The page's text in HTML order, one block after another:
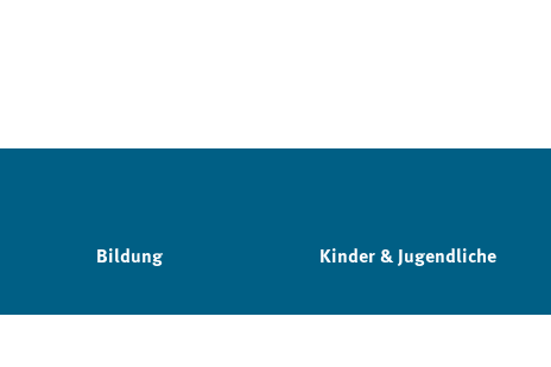
Bildung Kinder & Jugendliche